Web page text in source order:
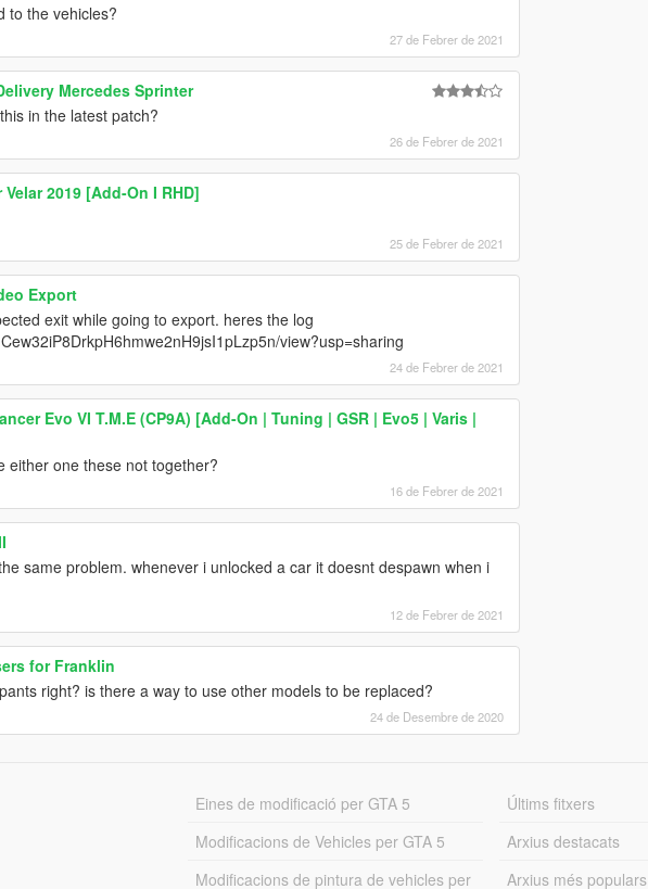
to the vehicles?
27 de Febrer de 2021
Mercedes Sprinter
in the latest patch?
26 de Febrer de 2021
Velar 2019 [Add-On I RHD]
25 de Febrer de 2021
Export
exit while going to export. heres the log
view?usp=sharing
24 de Febrer de 2021
Evo VI T.M.E (CP9A) [Add-On | Tuning | GSR | Evo5 | Varis |
either one these not together?
16 de Febrer de 2021
same problem. whenever i unlocked a car it doesnt despawn when i
12 de Febrer de 2021
for Franklin
right? is there a way to use other models to be replaced?
24 de Desembre de 2020
Eines de modificació per GTA 5
Modificacions de Vehicles per GTA 5
Modificacions de pintura de vehicles per
Últims fitxers
Arxius destacats
Arxius més populars